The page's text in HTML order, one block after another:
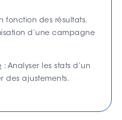
fonction des résultats.
d’une campagne
: Analyser les stats d’un
des ajustements.